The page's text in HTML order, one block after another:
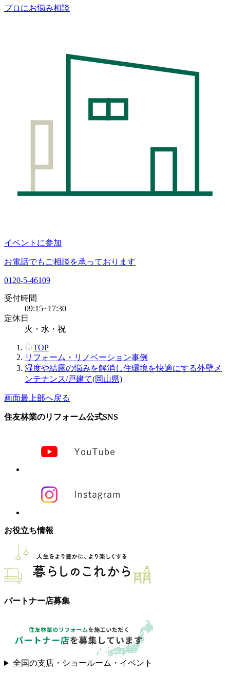
プロにお悩み相談
イベントに参加
お電話でもご相談を承っております
0120-5-46109
受付時間
09:15~17:30
定休日
火・水・祝
TOP
リフォーム・リノベーション事例
湿度や結露の悩みを解消し住環境を快適にする外壁メ
ンテナンス/戸建て(岡山県)
画面最上部へ戻る
住友林業のリフォーム公式SNS
お役立ち情報
パートナー店募集
全国の支店・ショールーム・イベント